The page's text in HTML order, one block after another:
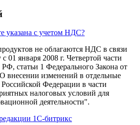
указана с учетом НДС?
не облагаются НДС в связи
01 января 2008 г. Четвертой части
статьи 1 Федерального Закона от
внесении изменений в отдельные
Федерации в части
налоговых условий для
деятельности".
1С-битрикс